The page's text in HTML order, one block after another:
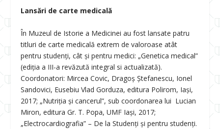
Lansări de carte medicală
În Muzeul de Istorie a Medicinei au fost lansate patru
titluri de carte medicală extrem de valoroase atât
pentru studenți, cât și pentru medici: „Genetica medical”
(ediția a III-a revăzută integral si actualizată).
Coordonatori: Mircea Covic, Dragoș Ștefanescu, Ionel
Sandovici, Eusebiu Vlad Gorduza, editura Polirom, Iași,
2017; „Nutriția și cancerul”, sub coordonarea lui Lucian
Miron, editura Gr. T. Popa, UMF Iași, 2017;
„Electrocardiografia” – De la Studenți și pentru studenți.